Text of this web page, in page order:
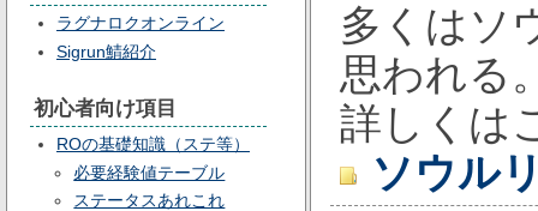
ラグナロクオンライン
Sigrun鯖紹介
初心者向け項目
ROの基礎知識（ステ等）
必要経験値テーブル
ステータスあれこれ
多くはソ
思われる
詳しくは
ソウル